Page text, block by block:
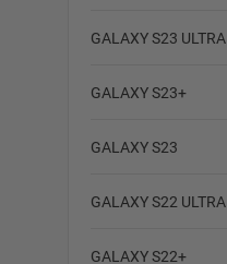
GALAXY S23 ULTRA
GALAXY S23+
GALAXY S23
GALAXY S22 ULTRA
GALAXY S22+